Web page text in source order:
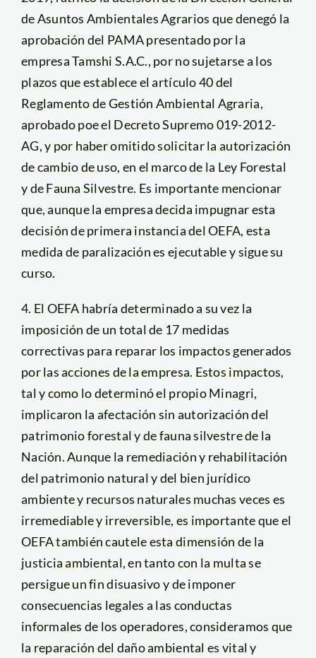
de Asuntos Ambientales Agrarios que denegó la
aprobación del PAMA presentado por la
empresa Tamshi S.A.C., por no sujetarse a los
plazos que establece el artículo 40 del
Reglamento de Gestión Ambiental Agraria,
aprobado poe el Decreto Supremo 019-2012-
AG, y por haber omitido solicitar la autorización
de cambio de uso, en el marco de la Ley Forestal
y de Fauna Silvestre. Es importante mencionar
que, aunque la empresa decida impugnar esta
decisión de primera instancia del OEFA, esta
medida de paralización es ejecutable y sigue su
curso.
4. El OEFA habría determinado a su vez la
imposición de un total de 17 medidas
correctivas para reparar los impactos generados
por las acciones de la empresa. Estos impactos,
tal y como lo determinó el propio Minagri,
implicaron la afectación sin autorización del
patrimonio forestal y de fauna silvestre de la
Nación. Aunque la remediación y rehabilitación
del patrimonio natural y del bien jurídico
ambiente y recursos naturales muchas veces es
irremediable y irreversible, es importante que el
OEFA también cautele esta dimensión de la
justicia ambiental, en tanto con la multa se
persigue un fin disuasivo y de imponer
consecuencias legales a las conductas
informales de los operadores, consideramos que
la reparación del daño ambiental es vital y